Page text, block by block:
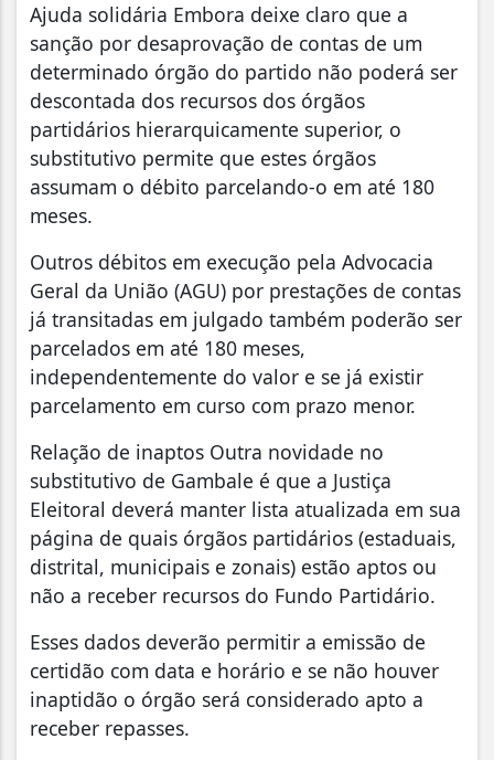
Ajuda solidária Embora deixe claro que a
sanção por desaprovação de contas de um
determinado órgão do partido não poderá ser
descontada dos recursos dos órgãos
partidários hierarquicamente superior, o
substitutivo permite que estes órgãos
assumam o débito parcelando-o em até 180
meses.
Outros débitos em execução pela Advocacia
Geral da União (AGU) por prestações de contas
já transitadas em julgado também poderão ser
parcelados em até 180 meses,
independentemente do valor e se já existir
parcelamento em curso com prazo menor.
Relação de inaptos Outra novidade no
substitutivo de Gambale é que a Justiça
Eleitoral deverá manter lista atualizada em sua
página de quais órgãos partidários (estaduais,
distrital, municipais e zonais) estão aptos ou
não a receber recursos do Fundo Partidário.
Esses dados deverão permitir a emissão de
certidão com data e horário e se não houver
inaptidão o órgão será considerado apto a
receber repasses.